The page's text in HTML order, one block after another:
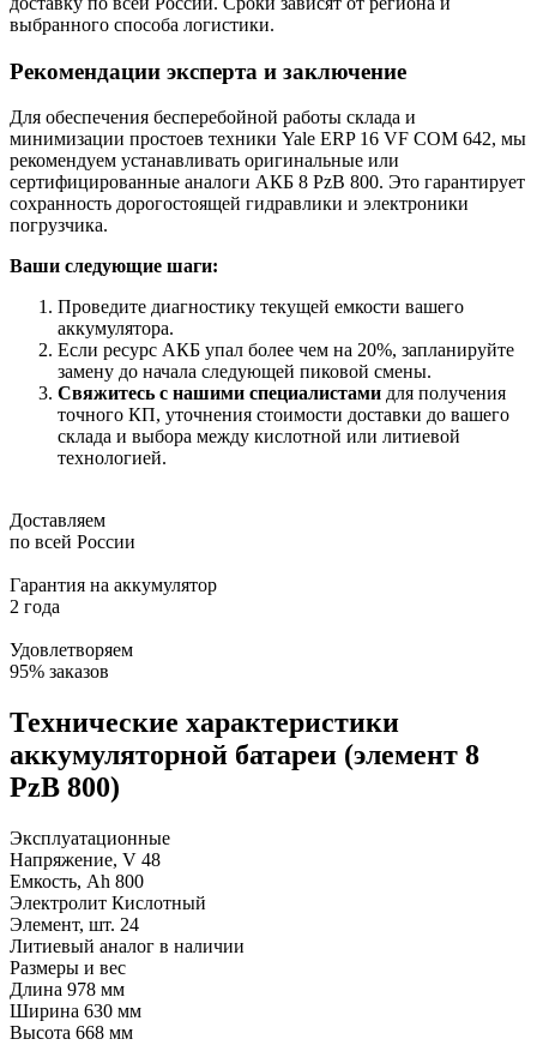
выбранного способа логистики.
Рекомендации эксперта и заключение
Для обеспечения бесперебойной работы склада и
минимизации простоев техники Yale ERP 16 VF COM 642, мы
рекомендуем устанавливать оригинальные или
сертифицированные аналоги АКБ 8 PzB 800. Это гарантирует
сохранность дорогостоящей гидравлики и электроники
погрузчика.
Ваши следующие шаги:
Проведите диагностику текущей емкости вашего
аккумулятора.
Если ресурс АКБ упал более чем на 20%, запланируйте
замену до начала следующей пиковой смены.
Свяжитесь с нашими специалистами для получения
точного КП, уточнения стоимости доставки до вашего
склада и выбора между кислотной или литиевой
технологией.
Доставляем
по всей России
Гарантия на аккумулятор
2 года
Удовлетворяем
95% заказов
Технические характеристики
аккумуляторной батареи (элемент 8
PzB 800)
Эксплуатационные
Напряжение, V 48
Емкость, Ah 800
Электролит Кислотный
Элемент, шт. 24
Литиевый аналог в наличии
Размеры и вес
Длина 978 мм
Ширина 630 мм
Высота 668 мм